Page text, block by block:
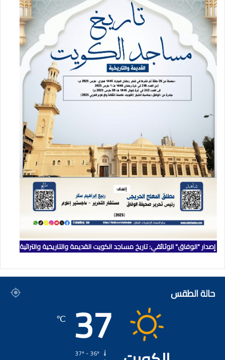
إصدار "الوفاق" الوثائقي: تاريخ مساجد الكويت القديمة والتاريخية والتراثية
حالة الطقس 37
℃